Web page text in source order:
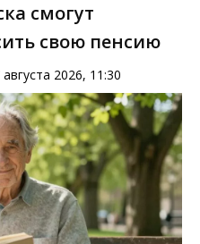
смогут
свою пенсию
2026, 11:30